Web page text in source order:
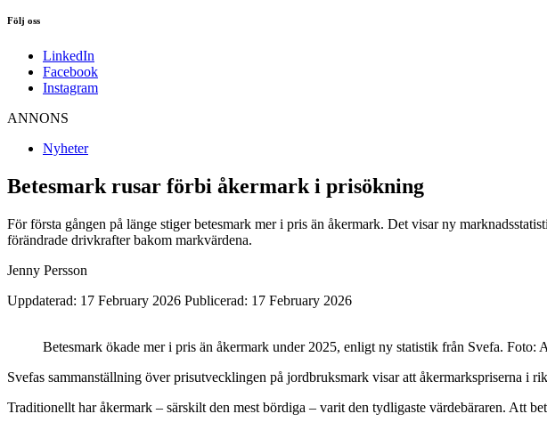
Följ oss
LinkedIn
Facebook
Instagram
ANNONS
Nyheter
Betesmark rusar förbi åkermark i prisökning
För första gången på länge stiger betesmark mer i pris än åkermark. Det visar ny
förändrade drivkrafter bakom markvärdena.
Jenny Persson
Uppdaterad: 17 February 2026 Publicerad: 17 February 2026
Betesmark ökade mer i pris än åkermark under 2025, enligt ny statistik från Svefa. Foto:
Svefas sammanställning över prisutvecklingen på jordbruksmark visar att åkermarkspriserna i
Traditionellt har åkermark – särskilt den mest bördiga – varit den tydligaste värdebäraren. Att